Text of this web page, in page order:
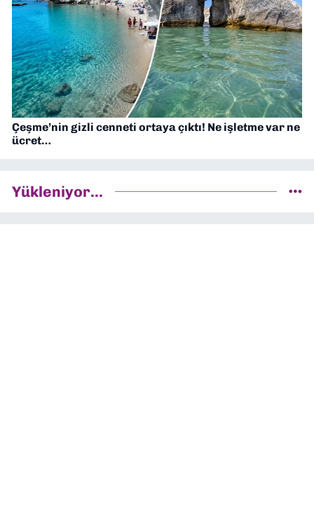
Çeşme’nin gizli cenneti ortaya çıktı! Ne işletme var ne
ücret…
Yükleniyor...